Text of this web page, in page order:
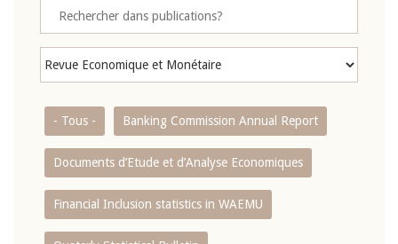
- Tous - Banking Commission Annual Report
Documents d’Etude et d’Analyse Economiques
Financial Inclusion statistics in WAEMU